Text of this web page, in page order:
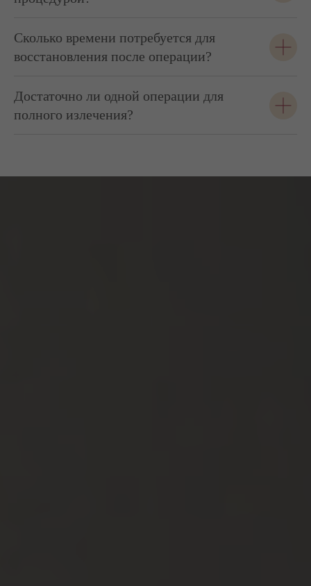
Сколько времени потребуется для
восстановления после операции?
Достаточно ли одной операции для
полного излечения?